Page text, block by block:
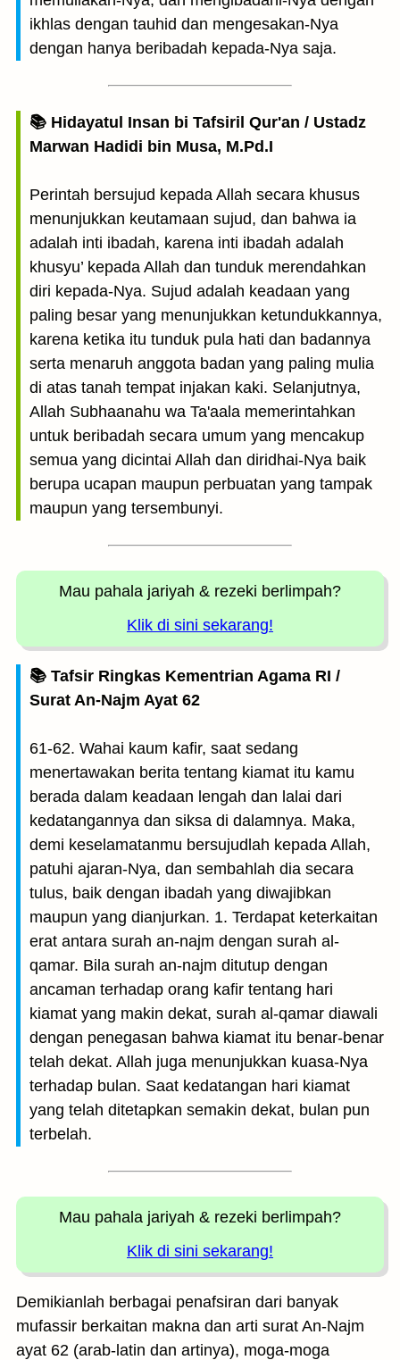
ikhlas dengan tauhid dan mengesakan-Nya
dengan hanya beribadah kepada-Nya saja.
📚 Hidayatul Insan bi Tafsiril Qur'an / Ustadz
Marwan Hadidi bin Musa, M.Pd.I
Perintah bersujud kepada Allah secara khusus
menunjukkan keutamaan sujud, dan bahwa ia
adalah inti ibadah, karena inti ibadah adalah
khusyu’ kepada Allah dan tunduk merendahkan
diri kepada-Nya. Sujud adalah keadaan yang
paling besar yang menunjukkan ketundukkannya,
karena ketika itu tunduk pula hati dan badannya
serta menaruh anggota badan yang paling mulia
di atas tanah tempat injakan kaki. Selanjutnya,
Allah Subhaanahu wa Ta'aala memerintahkan
untuk beribadah secara umum yang mencakup
semua yang dicintai Allah dan diridhai-Nya baik
berupa ucapan maupun perbuatan yang tampak
maupun yang tersembunyi.
Mau pahala jariyah & rezeki berlimpah?
Klik di sini sekarang!
📚 Tafsir Ringkas Kementrian Agama RI /
Surat An-Najm Ayat 62
61-62. Wahai kaum kafir, saat sedang
menertawakan berita tentang kiamat itu kamu
berada dalam keadaan lengah dan lalai dari
kedatangannya dan siksa di dalamnya. Maka,
demi keselamatanmu bersujudlah kepada Allah,
patuhi ajaran-Nya, dan sembahlah dia secara
tulus, baik dengan ibadah yang diwajibkan
maupun yang dianjurkan. 1. Terdapat keterkaitan
erat antara surah an-najm dengan surah al-
qamar. Bila surah an-najm ditutup dengan
ancaman terhadap orang kafir tentang hari
kiamat yang makin dekat, surah al-qamar diawali
dengan penegasan bahwa kiamat itu benar-benar
telah dekat. Allah juga menunjukkan kuasa-Nya
terhadap bulan. Saat kedatangan hari kiamat
yang telah ditetapkan semakin dekat, bulan pun
terbelah.
Mau pahala jariyah & rezeki berlimpah?
Klik di sini sekarang!
Demikianlah berbagai penafsiran dari banyak
mufassir berkaitan makna dan arti surat An-Najm
ayat 62 (arab-latin dan artinya), moga-moga